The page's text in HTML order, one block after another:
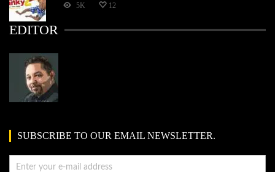
5K 12
EDITOR
SUBSCRIBE TO OUR EMAIL NEWSLETTER.